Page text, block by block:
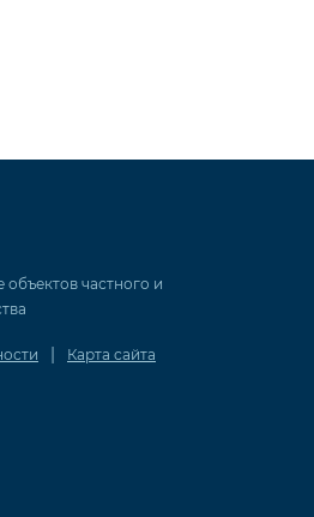
частного и
| Карта сайта